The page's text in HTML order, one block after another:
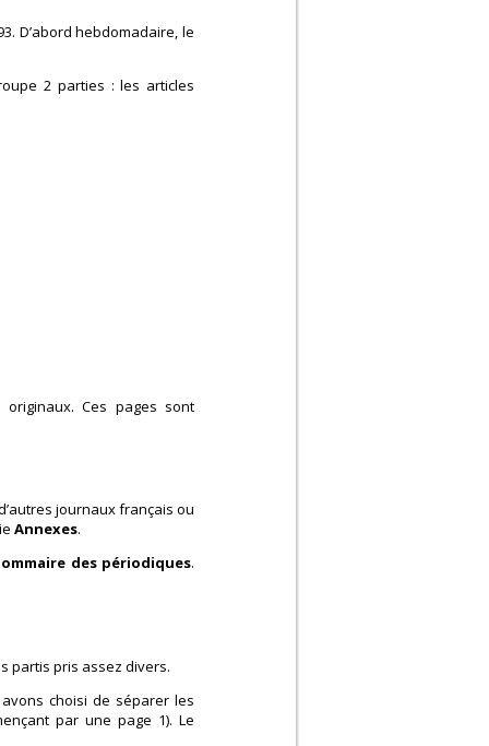
D’abord hebdomadaire, le
2 parties : les articles
Ces pages sont
journaux français ou
Annexes.
des périodiques.
partis pris assez divers.
choisi de séparer les
par une page 1). Le